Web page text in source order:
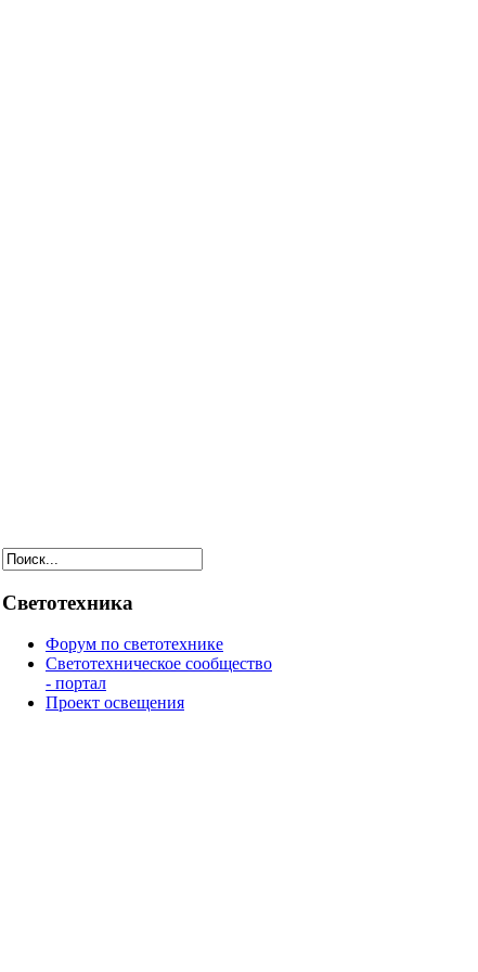
Светотехника
Форум по светотехнике
Светотехническое сообщество
- портал
Проект освещения